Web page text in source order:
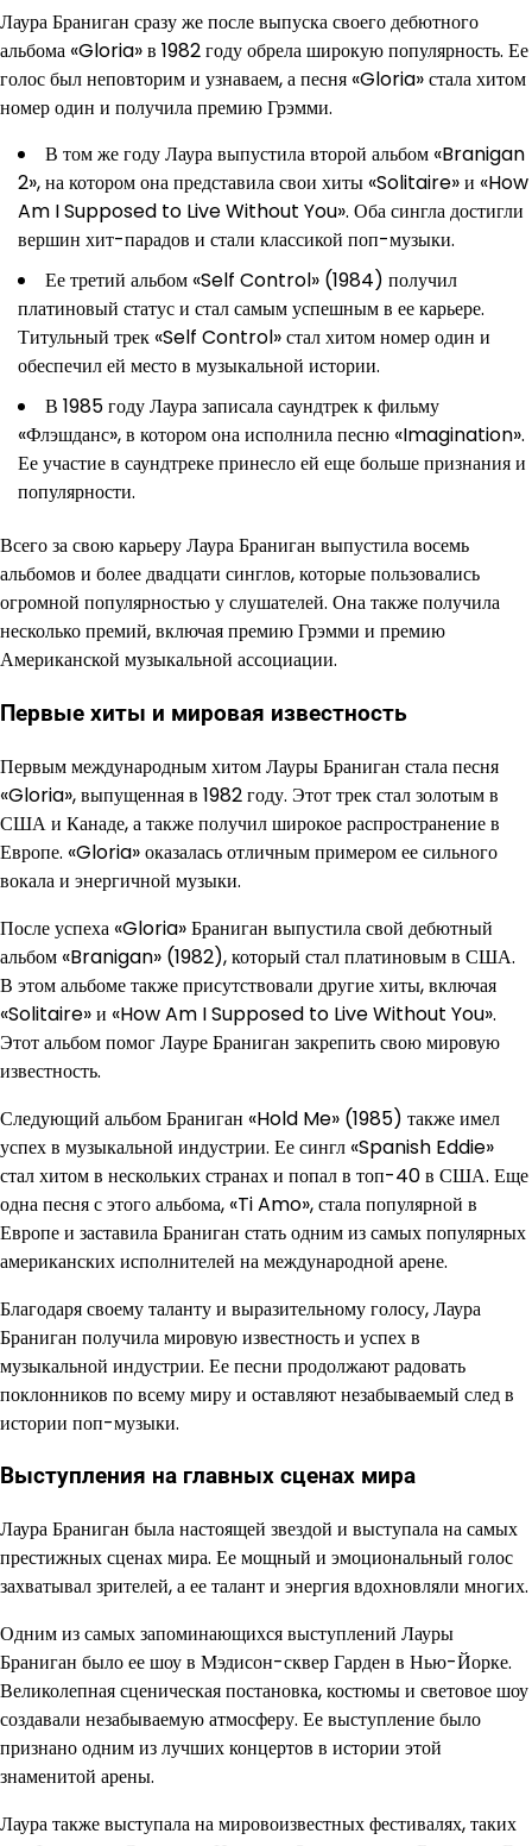
Лаура Браниган сразу же после выпуска своего дебютного
альбома «Gloria» в 1982 году обрела широкую популярность. Ее
голос был неповторим и узнаваем, а песня «Gloria» стала хитом
номер один и получила премию Грэмми.
В том же году Лаура выпустила второй альбом «Branigan
2», на котором она представила свои хиты «Solitaire» и «How
Am I Supposed to Live Without You». Оба сингла достигли
вершин хит-парадов и стали классикой поп-музыки.
Ее третий альбом «Self Control» (1984) получил
платиновый статус и стал самым успешным в ее карьере.
Титульный трек «Self Control» стал хитом номер один и
обеспечил ей место в музыкальной истории.
В 1985 году Лаура записала саундтрек к фильму
«Флэшданс», в котором она исполнила песню «Imagination».
Ее участие в саундтреке принесло ей еще больше признания и
популярности.
Всего за свою карьеру Лаура Браниган выпустила восемь
альбомов и более двадцати синглов, которые пользовались
огромной популярностью у слушателей. Она также получила
несколько премий, включая премию Грэмми и премию
Американской музыкальной ассоциации.
Первые хиты и мировая известность
Первым международным хитом Лауры Браниган стала песня
«Gloria», выпущенная в 1982 году. Этот трек стал золотым в
США и Канаде, а также получил широкое распространение в
Европе. «Gloria» оказалась отличным примером ее сильного
вокала и энергичной музыки.
После успеха «Gloria» Браниган выпустила свой дебютный
альбом «Branigan» (1982), который стал платиновым в США.
В этом альбоме также присутствовали другие хиты, включая
«Solitaire» и «How Am I Supposed to Live Without You».
Этот альбом помог Лауре Браниган закрепить свою мировую
известность.
Следующий альбом Браниган «Hold Me» (1985) также имел
успех в музыкальной индустрии. Ее сингл «Spanish Eddie»
стал хитом в нескольких странах и попал в топ-40 в США. Еще
одна песня с этого альбома, «Ti Amo», стала популярной в
Европе и заставила Браниган стать одним из самых популярных
американских исполнителей на международной арене.
Благодаря своему таланту и выразительному голосу, Лаура
Браниган получила мировую известность и успех в
музыкальной индустрии. Ее песни продолжают радовать
поклонников по всему миру и оставляют незабываемый след в
истории поп-музыки.
Выступления на главных сценах мира
Лаура Браниган была настоящей звездой и выступала на самых
престижных сценах мира. Ее мощный и эмоциональный голос
захватывал зрителей, а ее талант и энергия вдохновляли многих.
Одним из самых запоминающихся выступлений Лауры
Браниган было ее шоу в Мэдисон-сквер Гарден в Нью-Йорке.
Великолепная сценическая постановка, костюмы и световое шоу
создавали незабываемую атмосферу. Ее выступление было
признано одним из лучших концертов в истории этой
знаменитой арены.
Лаура также выступала на мировоизвестных фестивалях, таких